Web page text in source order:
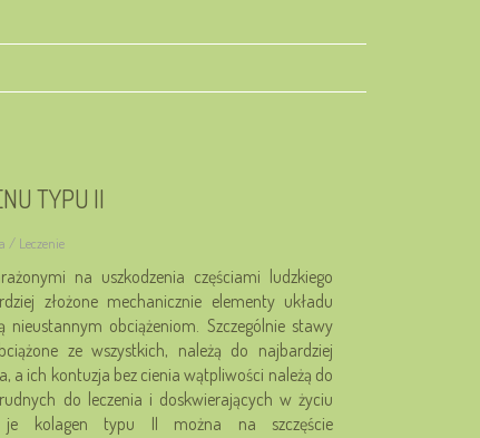
TYPU II
/ Leczenie
na uszkodzenia częściami ludzkiego
złożone mechanicznie elementy układu
nieustannym obciążeniom. Szczególnie stawy
ze wszystkich, należą do najbardziej
a ich kontuzja bez cienia wątpliwości należą do
do leczenia i doskwierających w życiu
je kolagen typu II można na szczęście